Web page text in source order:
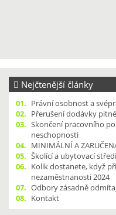
Nejčtenější články
01. Právní osobnost a
02. Přerušení dodávky
03. Skončení pracovního
neschopnosti
04. MINIMÁLNÍ A
05. Školící a ubytovací
06. Kolik dostanete, když
nezaměstnanosti 2024
07. Odbory zásadně
08. Kontakt